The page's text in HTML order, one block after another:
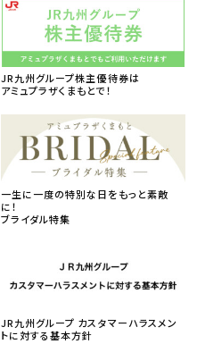
JR九州グループ株主優待券は
アミュプラザくまもとで！
一生に一度の特別な日をもっと素敵
に！
ブライダル特集
JR九州グループ カスタマーハラスメン
トに対する基本方針